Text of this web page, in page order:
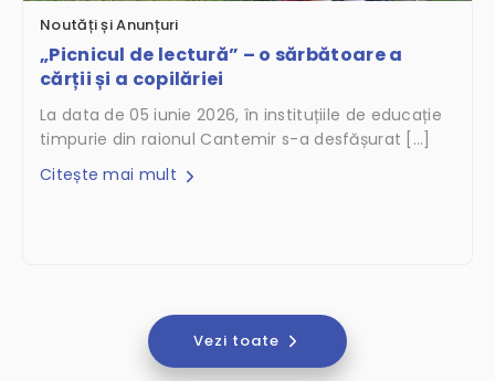
Noutăți și Anunțuri
„Picnicul de lectură” – o sărbătoare a
cărții și a copilăriei
La data de 05 iunie 2026, în instituțiile de educație
timpurie din raionul Cantemir s-a desfășurat […]
Citește mai mult
Vezi toate